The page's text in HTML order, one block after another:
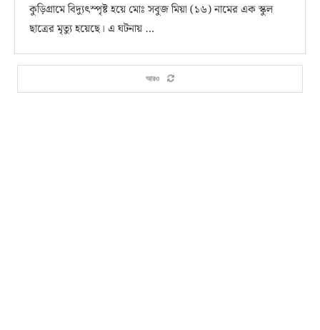
কুড়িগ্রামে বিদ্যুৎস্পৃষ্ট হয়ে মোঃ সবুজ মিয়া (১৬) নামের এক স্কুল
ছাত্রের মৃত্যু হয়েছে। এ ঘটনায় …
আরও